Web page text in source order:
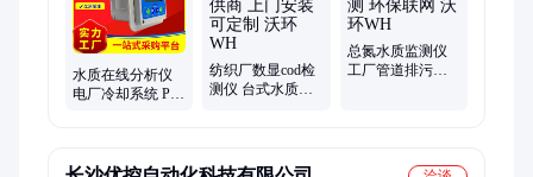
水质在线分析仪
电厂冷却系统 PH
纺织厂数显cod检
测仪 台式水质分
总氮水质监测仪
工厂管道排污排